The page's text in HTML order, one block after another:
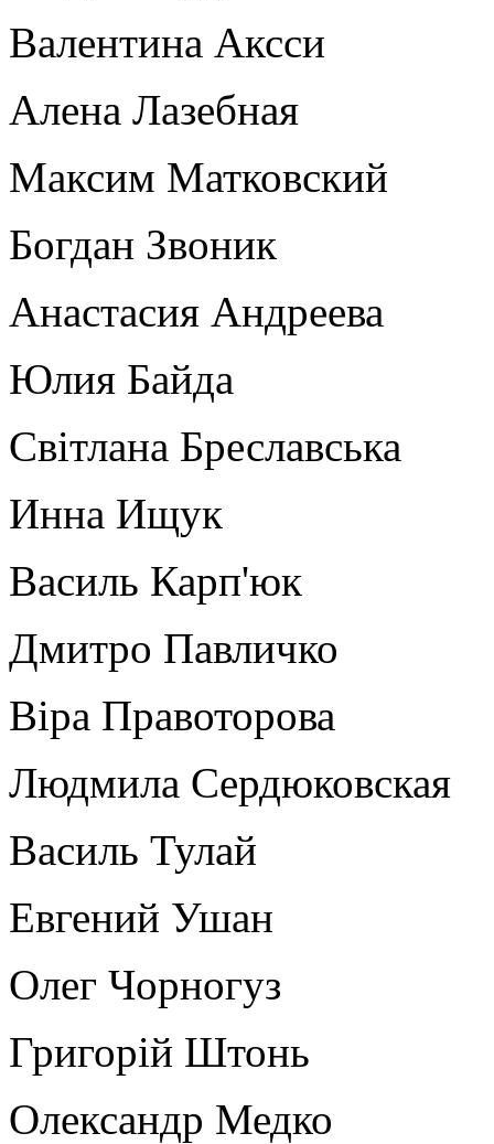
Валентина Аксси
Алена Лазебная
Максим Матковский
Богдан Звоник
Анастасия Андреева
Юлия Байда
Світлана Бреславська
Инна Ищук
Василь Карп'юк
Дмитро Павличко
Віра Правоторова
Людмила Сердюковская
Василь Тулай
Евгений Ушан
Олег Чорногуз
Григорій Штонь
Олександр Медко